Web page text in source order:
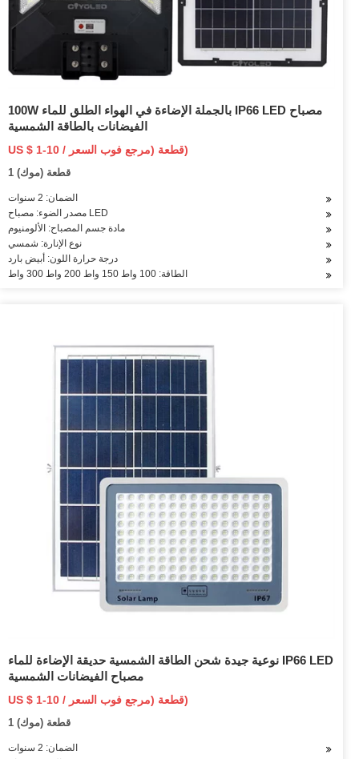
100W بالجملة الإضاءة في الهواء الطلق للماء IP66 LED مصباح
الفيضانات بالطاقة الشمسية
US $ 1-10 / قطعة (مرجع فوب السعر)
1 قطعة (موك)
الضمان: 2 سنوات
مصدر الضوء: مصباح LED
مادة جسم المصباح: الألومنيوم
نوع الإنارة: شمسي
درجة حرارة اللون: أبيض بارد
الطاقة: 100 واط 150 واط 200 واط 300 واط
نوعية جيدة شحن الطاقة الشمسية حديقة الإضاءة للماء IP66 LED
مصباح الفيضانات الشمسية
US $ 1-10 / قطعة (مرجع فوب السعر)
1 قطعة (موك)
الضمان: 2 سنوات